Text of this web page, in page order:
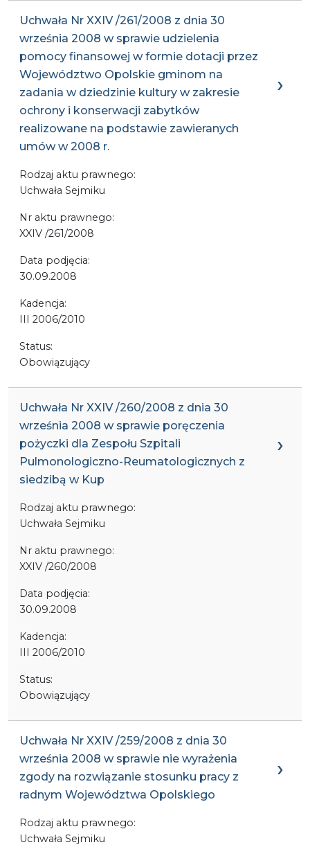
Uchwała Nr XXIV /261/2008 z dnia 30
września 2008 w sprawie udzielenia
pomocy finansowej w formie dotacji przez
Województwo Opolskie gminom na
zadania w dziedzinie kultury w zakresie
ochrony i konserwacji zabytków
realizowane na podstawie zawieranych
umów w 2008 r.
Rodzaj aktu prawnego:
Uchwała Sejmiku
Nr aktu prawnego:
XXIV /261/2008
Data podjęcia:
30.09.2008
Kadencja:
III 2006/2010
Status:
Obowiązujący
Uchwała Nr XXIV /260/2008 z dnia 30
września 2008 w sprawie poręczenia
pożyczki dla Zespołu Szpitali
Pulmonologiczno-Reumatologicznych z
siedzibą w Kup
Rodzaj aktu prawnego:
Uchwała Sejmiku
Nr aktu prawnego:
XXIV /260/2008
Data podjęcia:
30.09.2008
Kadencja:
III 2006/2010
Status:
Obowiązujący
Uchwała Nr XXIV /259/2008 z dnia 30
września 2008 w sprawie nie wyrażenia
zgody na rozwiązanie stosunku pracy z
radnym Województwa Opolskiego
Rodzaj aktu prawnego:
Uchwała Sejmiku